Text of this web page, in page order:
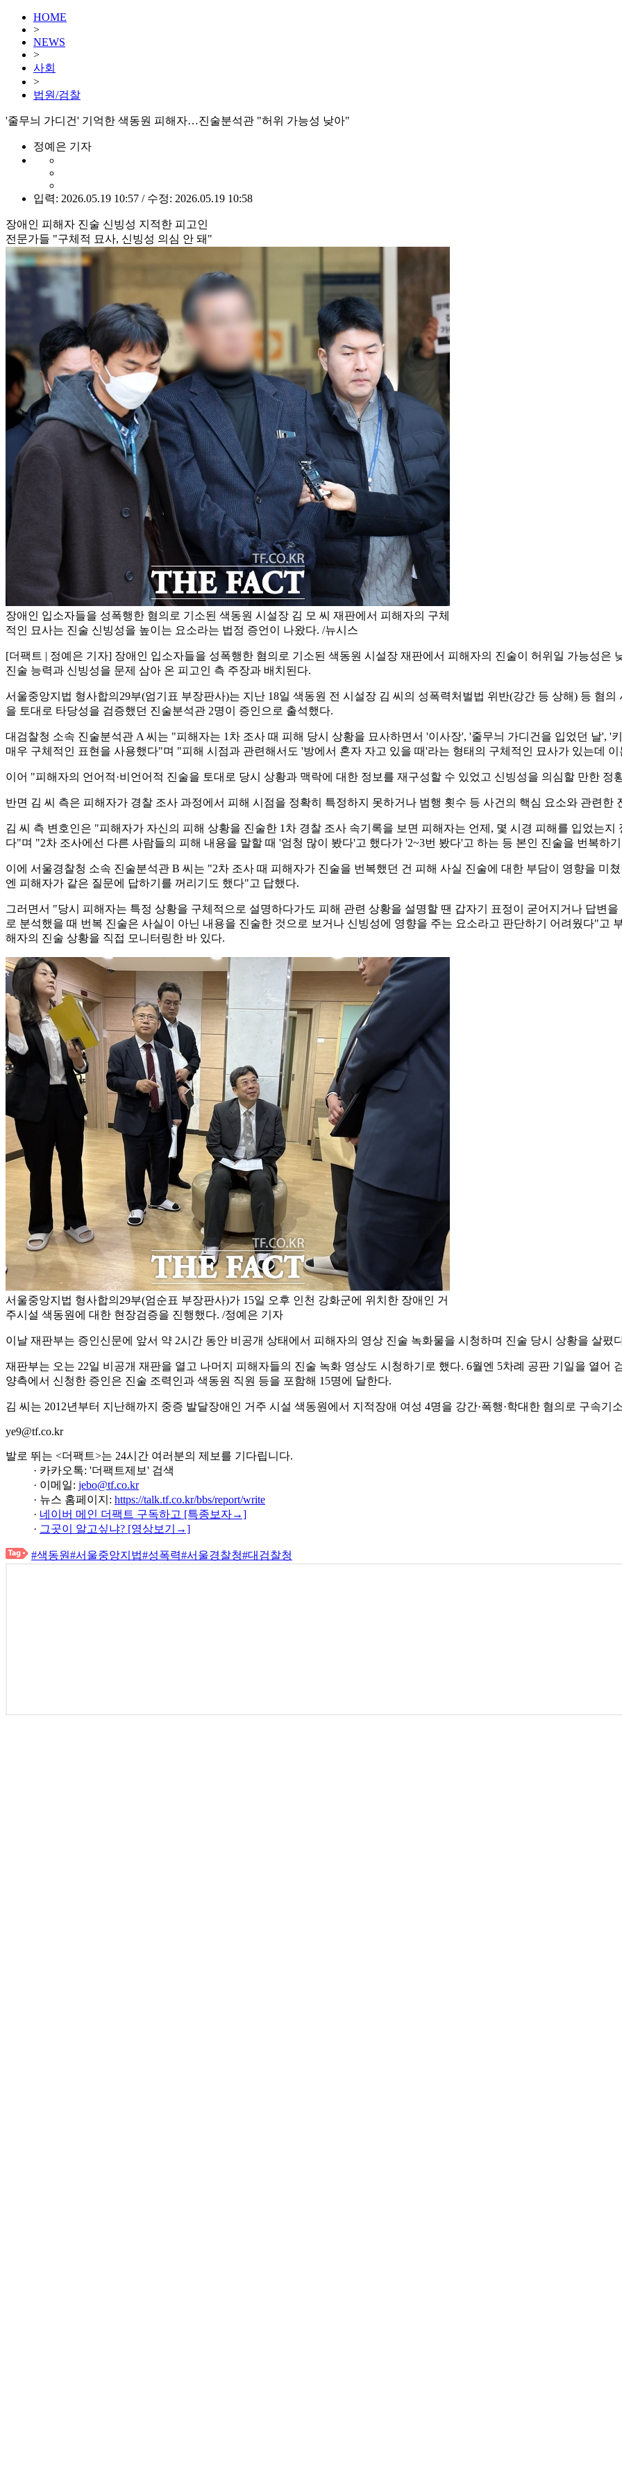
HOME
>
NEWS
>
사회
>
법원/검찰
'줄무늬 가디건' 기억한 색동원 피해자…진술분석관 "허위 가능성 낮아"
정예은 기자
입력: 2026.05.19 10:57 / 수정: 2026.05.19 10:58
장애인 피해자 진술 신빙성 지적한 피고인
전문가들 "구체적 묘사, 신빙성 의심 안 돼"
장애인 입소자들을 성폭행한 혐의로 기소된 색동원 시설장 김 모 씨 재판에서 피해자의 구체
적인 묘사는 진술 신빙성을 높이는 요소라는 법정 증언이 나왔다. /뉴시스
[더팩트 | 정예은 기자] 장애인 입소자들을 성폭행한 혐의로 기소된 색동원 시설장 재판에서 피해자의 진술이 허위일 가능성은
진술 능력과 신빙성을 문제 삼아 온 피고인 측 주장과 배치된다.
서울중앙지법 형사합의29부(엄기표 부장판사)는 지난 18일 색동원 전 시설장 김 씨의 성폭력처벌법 위반(강간 등 상해) 등 혐
을 토대로 타당성을 검증했던 진술분석관 2명이 증인으로 출석했다.
대검찰청 소속 진술분석관 A 씨는 "피해자는 1차 조사 때 피해 당시 상황을 묘사하면서 '이사장', '줄무늬 가디건을 입었던 날', '
매우 구체적인 표현을 사용했다"며 "피해 시점과 관련해서도 '방에서 혼자 자고 있을 때'라는 형태의 구체적인 묘사가 있는데
이어 "피해자의 언어적·비언어적 진술을 토대로 당시 상황과 맥락에 대한 정보를 재구성할 수 있었고 신빙성을 의심할 만한 정
반면 김 씨 측은 피해자가 경찰 조사 과정에서 피해 시점을 정확히 특정하지 못하거나 범행 횟수 등 사건의 핵심 요소와 관련한
김 씨 측 변호인은 "피해자가 자신의 피해 상황을 진술한 1차 경찰 조사 속기록을 보면 피해자는 언제, 몇 시경 피해를 입었는
다"며 "2차 조사에선 다른 사람들의 피해 내용을 말할 때 '엄청 많이 봤다'고 했다가 '2~3번 봤다'고 하는 등 본인 진술을 번복하
이에 서울경찰청 소속 진술분석관 B 씨는 "2차 조사 때 피해자가 진술을 번복했던 건 피해 사실 진술에 대한 부담이 영향을 미
엔 피해자가 같은 질문에 답하기를 꺼리기도 했다"고 답했다.
그러면서 "당시 피해자는 특정 상황을 구체적으로 설명하다가도 피해 관련 상황을 설명할 땐 갑자기 표정이 굳어지거나 답변
로 분석했을 때 번복 진술은 사실이 아닌 내용을 진술한 것으로 보거나 신빙성에 영향을 주는 요소라고 판단하기 어려웠다"고
해자의 진술 상황을 직접 모니터링한 바 있다.
서울중앙지법 형사합의29부(엄순표 부장판사)가 15일 오후 인천 강화군에 위치한 장애인 거
주시설 색동원에 대한 현장검증을 진행했다. /정예은 기자
이날 재판부는 증인신문에 앞서 약 2시간 동안 비공개 상태에서 피해자의 영상 진술 녹화물을 시청하며 진술 당시 상황을 살폈
재판부는 오는 22일 비공개 재판을 열고 나머지 피해자들의 진술 녹화 영상도 시청하기로 했다. 6월엔 5차례 공판 기일을 열어
양측에서 신청한 증인은 진술 조력인과 색동원 직원 등을 포함해 15명에 달한다.
김 씨는 2012년부터 지난해까지 중증 발달장애인 거주 시설 색동원에서 지적장애 여성 4명을 강간·폭행·학대한 혐의로 구속기
ye9@tf.co.kr
발로 뛰는 <더팩트>는 24시간 여러분의 제보를 기다립니다.
· 카카오톡: '더팩트제보' 검색
· 이메일: jebo@tf.co.kr
· 뉴스 홈페이지: https://talk.tf.co.kr/bbs/report/write
· 네이버 메인 더팩트 구독하고 [특종보자→]
· 그곳이 알고싶냐? [영상보기→]
#색동원#서울중앙지법#성폭력#서울경찰청#대검찰청